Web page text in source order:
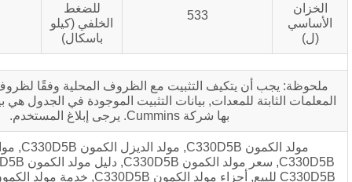
533
للضغط
الخلفي (كيلو
10
التثبيت مع الظروف المحلية وفقًا لظروف الموقع. باستثناء
بيانات التثبيت الموجودة في الجدول هي بيانات تقليدية أوصت
مولد الكمون C330D5B, مولد الديزل الكمون C330D5B, مواصفات مولد الكمون
C330D5B, سعر مولد الكمون C330D5B, دليل مولد الكمون C330D5B, مولد الكمون
C330D5B للبيع, أجزاء مولد الكمون C330D5B, خدمة مولد الكمون C330D5B, صيانة